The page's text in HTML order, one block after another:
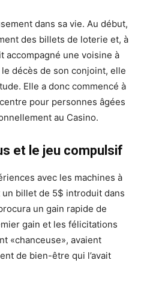
dans sa vie. Au début,
des billets de loterie et, à
accompagné une voisine à
décès de son conjoint, elle
Elle a donc commencé à
pour personnes âgées
au Casino.
et le jeu compulsif
avec les machines à
billet de 5$ introduit dans
un gain rapide de
gain et les félicitations
«chanceuse», avaient
de bien-être qui l’avait